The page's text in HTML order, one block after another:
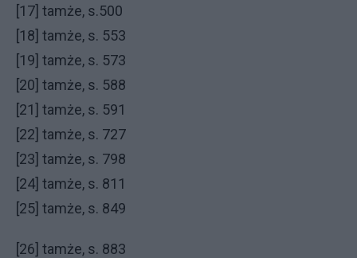
[17] tamże, s.500
[18] tamże, s. 553
[19] tamże, s. 573
[20] tamże, s. 588
[21] tamże, s. 591
[22] tamże, s. 727
[23] tamże, s. 798
[24] tamże, s. 811
[25] tamże, s. 849
[26] tamże, s. 883